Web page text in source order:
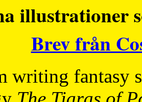
illustrationer
Brev från
writing fantasy